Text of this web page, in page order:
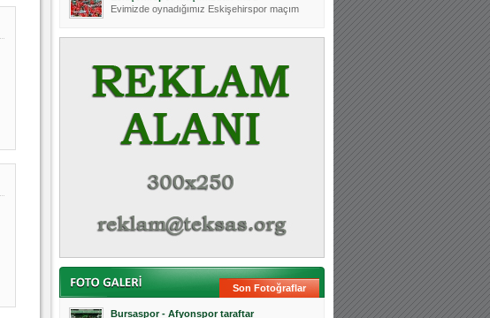
Evimizde oynadığımız Eskişehirspor maçım
Son Fotoğraflar
Bursaspor - Afyonspor taraftar